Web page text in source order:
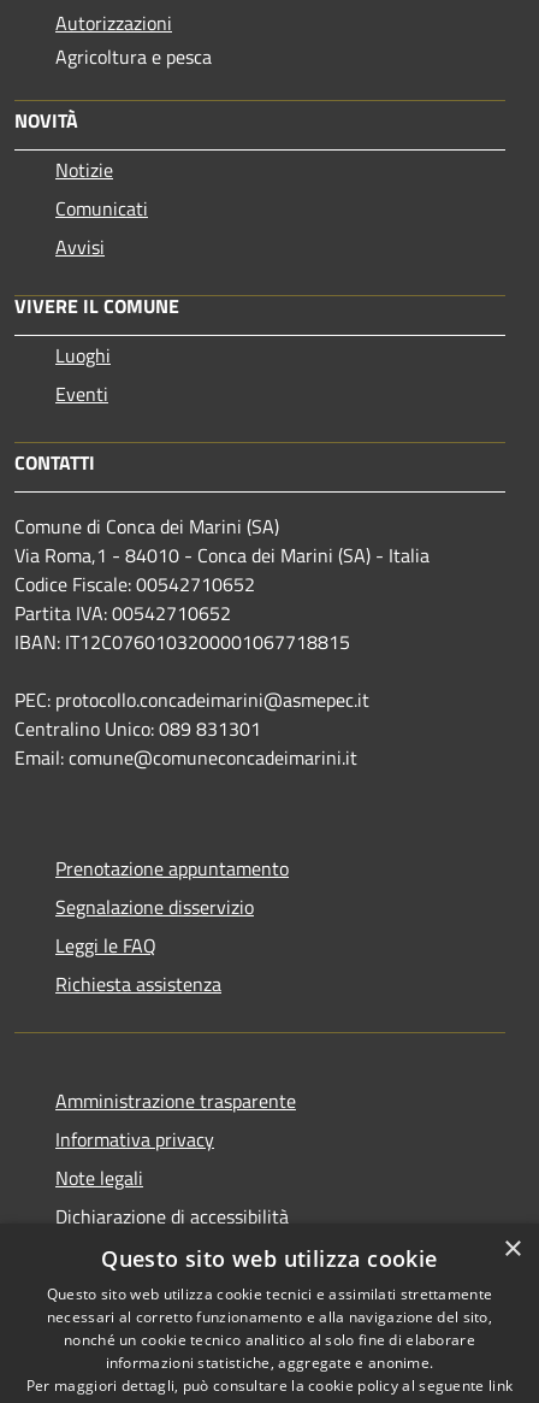
Autorizzazioni
Agricoltura e pesca
NOVITÀ
Notizie
Comunicati
Avvisi
VIVERE IL COMUNE
Luoghi
Eventi
CONTATTI
Comune di Conca dei Marini (SA)
Via Roma,1 - 84010 - Conca dei Marini (SA) - Italia
Codice Fiscale: 00542710652
Partita IVA: 00542710652
IBAN: IT12C0760103200001067718815
PEC: protocollo.concadeimarini@asmepec.it
Centralino Unico: 089 831301
Email: comune@comuneconcadeimarini.it
Prenotazione appuntamento
Segnalazione disservizio
Leggi le FAQ
Richiesta assistenza
Amministrazione trasparente
Informativa privacy
Note legali
Dichiarazione di accessibilità
Accessibilità
Privacy
Copyright © 2026 • Comune di
Conca dei Marini • Powered by
Municipium•Accesso
×
Questo sito web utilizza cookie
Questo sito web utilizza cookie tecnici e assimilati strettamente
necessari al corretto funzionamento e alla navigazione del sito,
nonché un cookie tecnico analitico al solo fine di elaborare
informazioni statistiche, aggregate e anonime.
Per maggiori dettagli, può consultare la cookie policy al seguente link